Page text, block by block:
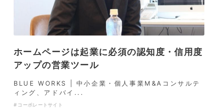
ホームページは起業に必須の認知度・信用度
アップの営業ツール
BLUE WORKS | 中小企業・個人事業M&Aコンサルテ
ィング、アドバイ...
コーポレートサイト